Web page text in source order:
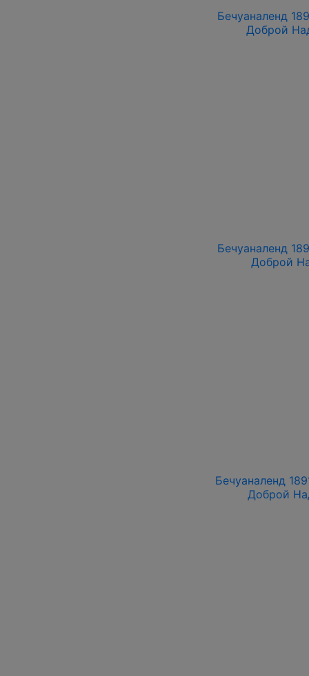
Бечуаналенд
Доброй
Бечуаналенд
Доброй
Бечуаналенд
Доброй